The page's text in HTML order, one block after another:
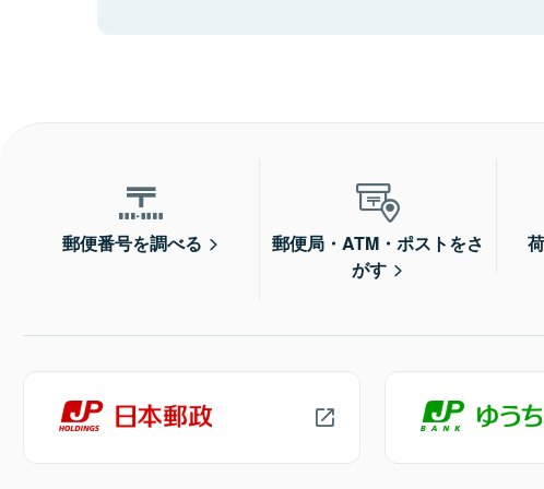
郵便番号を調べる
郵便局・ATM・ポストをさ
がす